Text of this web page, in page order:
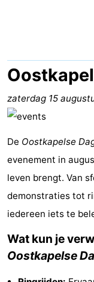
Vakantiehuizen
-
Duinhof
Dishoek
Galgewei
-
Resort
Noordzee
-
zaterdag 15
De Oostkapelse
evenement in
leven brengt. Van
demonstraties tot
iedereen iets te
Wat kun je
Oostkapelse